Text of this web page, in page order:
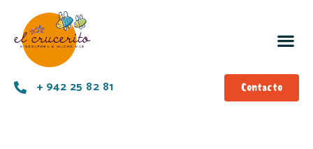
+ 942 25 82 81 Contacto